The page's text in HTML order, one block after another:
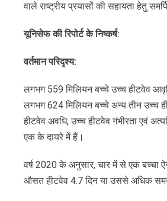
वाले राष्ट्रीय प्रयासों की सहायता हेतु
यूनिसेफ की रिपोर्ट के निष्कर्ष:
वर्तमान परिदृश्य:
लगभग 559 मिलियन बच्चे उच्च हीटवेव
लगभग 624 मिलियन बच्चे अन्य तीन उच्च
हीटवेव अवधि, उच्च हीटवेव गंभीरता एवं
एक के दायरे में हैं।
वर्ष 2020 के अनुसार, चार में से एक बच्चा
औसत हीटवेव 4.7 दिन या उससे अधिक